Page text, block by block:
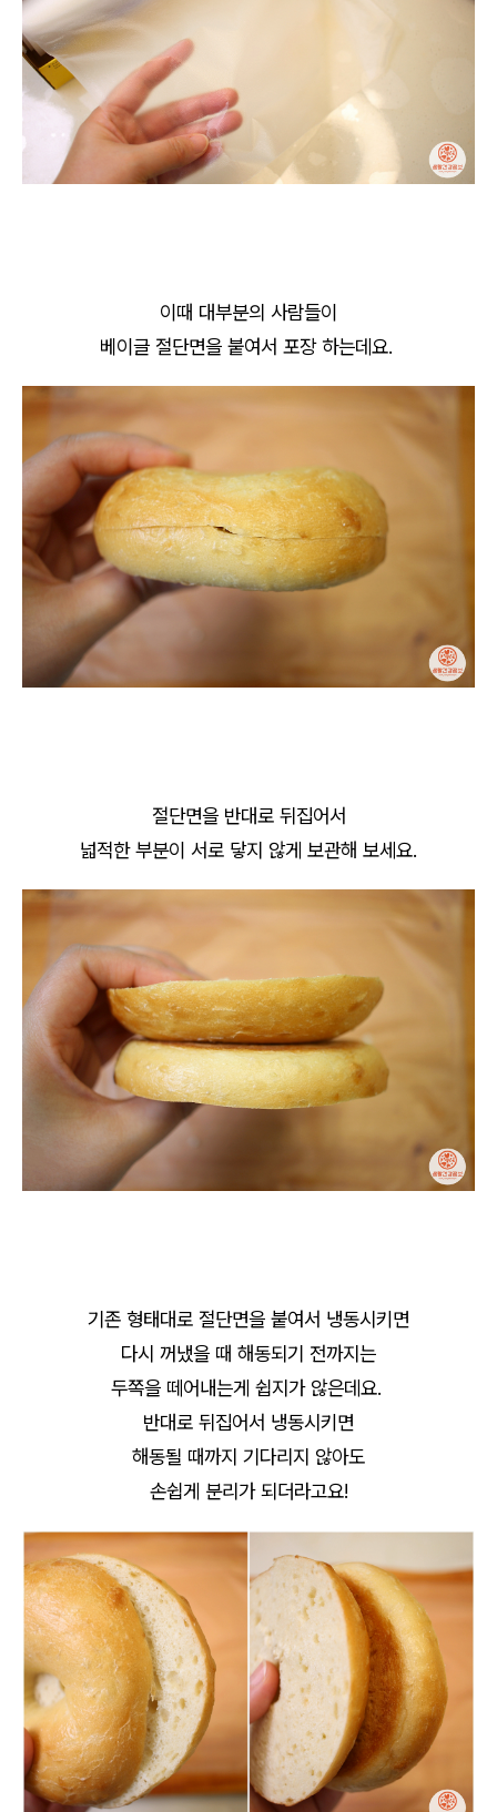
이때 대부분의 사람들이
베이글 절단면을 붙여서 포장 하는데요.
절단면을 반대로 뒤집어서
넓적한 부분이 서로 닿지 않게 보관해 보세요.
기존 형태대로 절단면을 붙여서 냉동시키면
다시 꺼냈을 때 해동되기 전까지는
두쪽을 떼어내는게 쉽지가 않은데요.
반대로 뒤집어서 냉동시키면
해동될 때까지 기다리지 않아도
손쉽게 분리가 되더라고요!